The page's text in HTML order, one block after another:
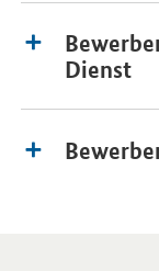
Dienst